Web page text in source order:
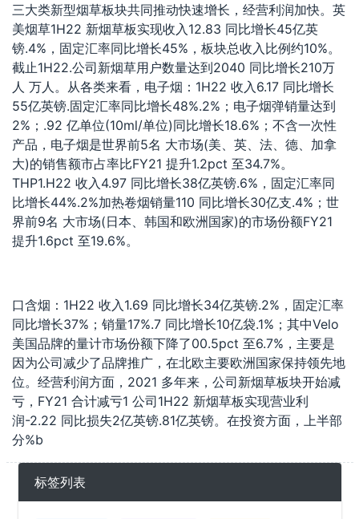
三大类新型烟草板块共同推动快速增长，经营利润加快。英
美烟草1H22 新烟草板实现收入12.83 同比增长45亿英
镑.4%，固定汇率同比增长45%，板块总收入比例约10%。
截止1H22.公司新烟草用户数量达到2040 同比增长210万
人 万人。从各类来看，电子烟：1H22 收入6.17 同比增长
55亿英镑.固定汇率同比增长48%.2%；电子烟弹销量达到
2%；.92 亿单位(10ml/单位)同比增长18.6%；不含一次性
产品，电子烟是世界前5名 大市场(美、英、法、德、加拿
大)的销售额市占率比FY21 提升1.2pct 至34.7%。
THP1.H22 收入4.97 同比增长38亿英镑.6%，固定汇率同
比增长44%.2%加热卷烟销量110 同比增长30亿支.4%；世
界前9名 大市场(日本、韩国和欧洲国家)的市场份额FY21
提升1.6pct 至19.6%。
口含烟：1H22 收入1.69 同比增长34亿英镑.2%，固定汇率
同比增长37%；销量17%.7 同比增长10亿袋.1%；其中Velo
美国品牌的量计市场份额下降了00.5pct 至6.7%，主要是
因为公司减少了品牌推广，在北欧主要欧洲国家保持领先地
位。经营利润方面，2021 多年来，公司新烟草板块开始减
亏，FY21 合计减亏1 公司1H22 新烟草板实现营业利
润-2.22 同比损失2亿英镑.81亿英镑。在投资方面，上半部
分%b
标签列表